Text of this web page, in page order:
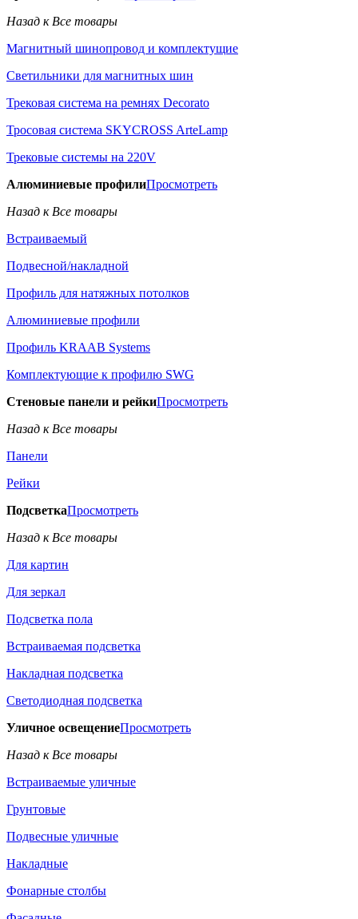
Назад к Все товары
Магнитный шинопровод и комплектущие
Светильники для магнитных шин
Трековая система на ремнях Decorato
Тросовая система SKYCROSS ArteLamp
Трековые системы на 220V
Алюминиевые профилиПросмотреть
Назад к Все товары
Встраиваемый
Подвесной/накладной
Профиль для натяжных потолков
Алюминиевые профили
Профиль KRAAB Systems
Комплектующие к профилю SWG
Стеновые панели и рейкиПросмотреть
Назад к Все товары
Панели
Рейки
ПодсветкаПросмотреть
Назад к Все товары
Для картин
Для зеркал
Подсветка пола
Встраиваемая подсветка
Накладная подсветка
Светодиодная подсветка
Уличное освещениеПросмотреть
Назад к Все товары
Встраиваемые уличные
Грунтовые
Подвесные уличные
Накладные
Фонарные столбы